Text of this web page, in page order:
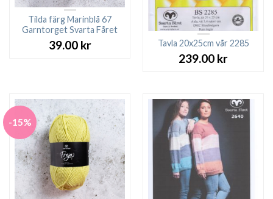
Tilda färg Marinblå 67
Garntorget Svarta Fåret
39.00 kr Tavla 20x25cm vår 2285
239.00 kr
-15%